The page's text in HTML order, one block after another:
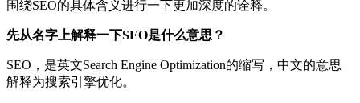
围绕SEO的具体含义进行一下更加深度的诠释。
先从名字上解释一下SEO是什么意思？
SEO，是英文Search Engine Optimization的缩写，中文的意思
解释为搜索引擎优化。